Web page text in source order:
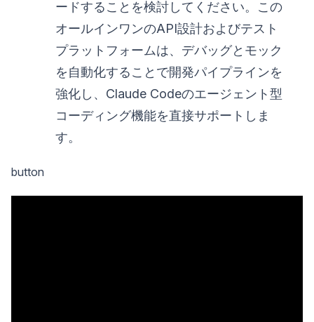
ードすることを検討してください。この
オールインワンのAPI設計およびテスト
プラットフォームは、デバッグとモック
を自動化することで開発パイプラインを
強化し、Claude Codeのエージェント型
コーディング機能を直接サポートしま
す。
button